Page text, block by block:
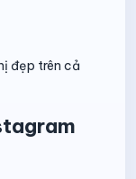
đẹp trên cả